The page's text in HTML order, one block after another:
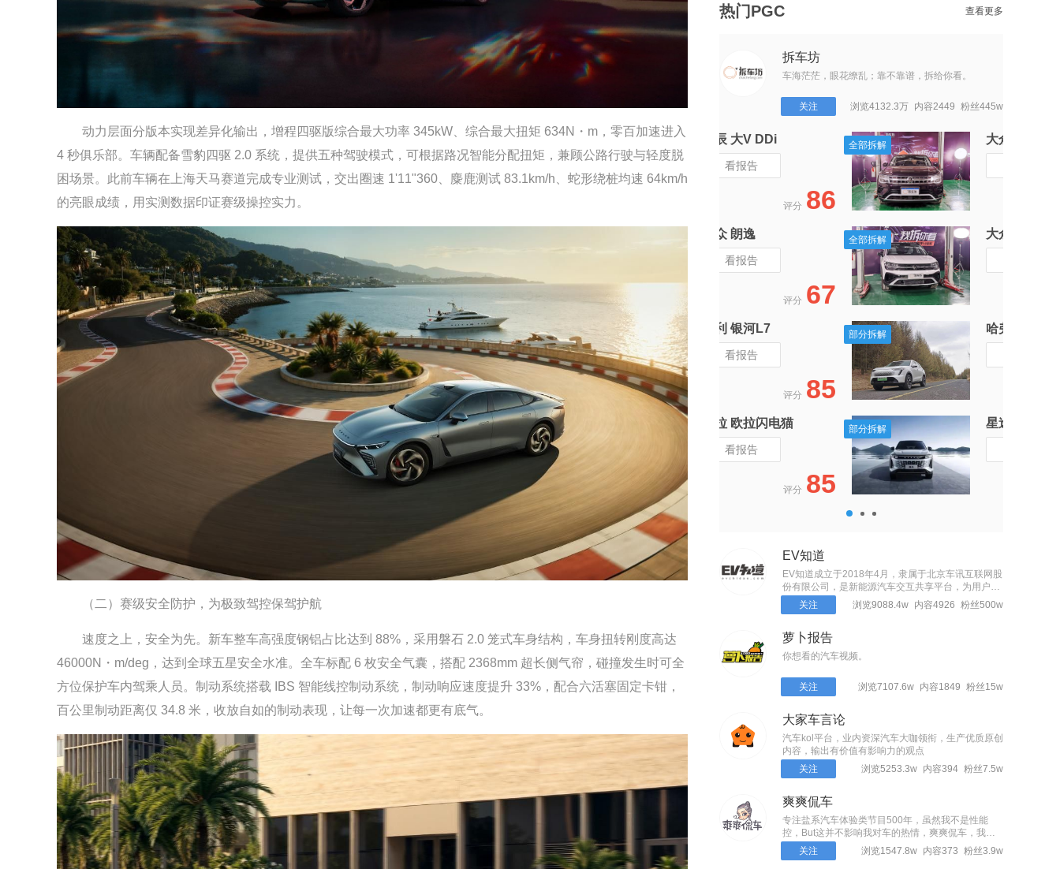
动力层面分版本实现差异化输出，增程四驱版综合最大功率 345kW、综合最大扭矩 634N・m，零百加速进入
4 秒俱乐部。车辆配备雪豹四驱 2.0 系统，提供五种驾驶模式，可根据路况智能分配扭矩，兼顾公路行驶与轻度脱
困场景。此前车辆在上海天马赛道完成专业测试，交出圈速 1'11"360、麋鹿测试 83.1km/h、蛇形绕桩均速 64km/h
的亮眼成绩，用实测数据印证赛级操控实力。
（二）赛级安全防护，为极致驾控保驾护航
速度之上，安全为先。新车整车高强度钢铝占比达到 88%，采用磐石 2.0 笼式车身结构，车身扭转刚度高达
46000N・m/deg，达到全球五星安全水准。全车标配 6 枚安全气囊，搭配 2368mm 超长侧气帘，碰撞发生时可全
方位保护车内驾乘人员。制动系统搭载 IBS 智能线控制动系统，制动响应速度提升 33%，配合六活塞固定卡钳，
百公里制动距离仅 34.8 米，收放自如的制动表现，让每一次加速都更有底气。
热门PGC 查看更多
拆车坊
车海茫茫，眼花缭乱；靠不靠谱，拆给你看。
关注 粉丝445w
内容2449
浏览4132.3万
全部拆解 启辰 大V DDi
看报告
评分 86
全部拆解 大众 朗逸
看报告
评分 67
部分拆解 吉利 银河L7
看报告
评分 85
部分拆解 欧拉 欧拉闪电猫
看报告
评分 85
EV知道
EV知道成立于2018年4月，隶属于北京车讯互联网股
份有限公司，是新能源汽车交互共享平台，为用户提
供看车、选车、买车、用车等全生命周期的全面、准
确、快捷的一站式服务。
关注 粉丝500w
内容4926
浏览9088.4w
萝卜报告
你想看的汽车视频。
关注 粉丝15w
内容1849
浏览7107.6w
大家车言论
汽车kol平台，业内资深汽车大咖领衔，生产优质原创
内容，输出有价值有影响力的观点
关注
粉丝7.5w
内容394
浏览5253.3w
爽爽侃车
专注盐系汽车体验类节目500年，虽然我不是性能
控，But这并不影响我对车的热情，爽爽侃车，我是
温爽～
关注 粉丝3.9w
内容373
浏览1547.8w